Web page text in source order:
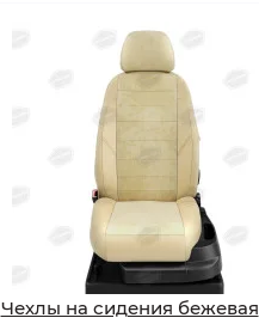
Чехлы на сидения бежевая